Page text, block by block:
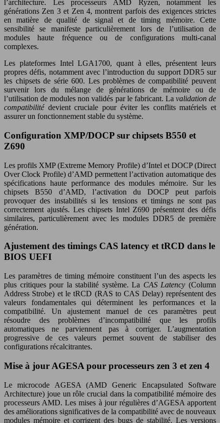
l’architecture. Les processeurs AMD Ryzen, notamment les
générations Zen 3 et Zen 4, montrent parfois des exigences strictes
en matière de qualité de signal et de timing mémoire. Cette
sensibilité se manifeste particulièrement lors de l’utilisation de
modules haute fréquence ou de configurations multi-canal
complexes.
Les plateformes Intel LGA1700, quant à elles, présentent leurs
propres défis, notamment avec l’introduction du support DDR5 sur
les chipsets de série 600. Les problèmes de compatibilité peuvent
survenir lors du mélange de générations de mémoire ou de
l’utilisation de modules non validés par le fabricant. La validation de
compatibilité devient cruciale pour éviter les conflits matériels et
assurer un fonctionnement stable du système.
Configuration XMP/DOCP sur chipsets B550 et
Z690
Les profils XMP (Extreme Memory Profile) d’Intel et DOCP (Direct
Over Clock Profile) d’AMD permettent l’activation automatique des
spécifications haute performance des modules mémoire. Sur les
chipsets B550 d’AMD, l’activation du DOCP peut parfois
provoquer des instabilités si les tensions et timings ne sont pas
correctement ajustés. Les chipsets Intel Z690 présentent des défis
similaires, particulièrement avec les modules DDR5 de première
génération.
Ajustement des timings CAS latency et tRCD dans le
BIOS UEFI
Les paramètres de timing mémoire constituent l’un des aspects les
plus critiques pour la stabilité système. La CAS Latency(Column
Address Strobe) et le tRCD (RAS to CAS Delay) représentent des
valeurs fondamentales qui déterminent les performances et la
compatibilité. Un ajustement manuel de ces paramètres peut
résoudre des problèmes d’incompatibilité que les profils
automatiques ne parviennent pas à corriger. L’augmentation
progressive de ces valeurs permet souvent de stabiliser des
configurations récalcitrantes.
Mise à jour AGESA pour processeurs zen 3 et zen 4
Le microcode AGESA (AMD Generic Encapsulated Software
Architecture) joue un rôle crucial dans la compatibilité mémoire des
processeurs AMD. Les mises à jour régulières d’AGESA apportent
des améliorations significatives de la compatibilité avec de nouveaux
modules mémoire et corrigent des bugs de stabilité. Les versions